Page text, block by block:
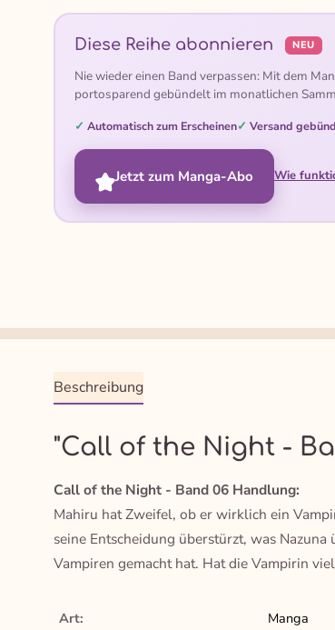
Diese Reihe abonnieren NEU
Nie wieder einen Band verpassen: Mit dem
portosparend gebündelt im monatlichen
Automatisch zum Erscheinen Versand
Jetzt zum Manga-Abo Wie
Beschreibung
"Call of the Night -
Call of the Night - Band 06 Handlung:
Mahiru hat Zweifel, ob er wirklich ein
seine Entscheidung überstürzt, was
Vampiren gemacht hat. Hat die Vampirin
Art: Manga